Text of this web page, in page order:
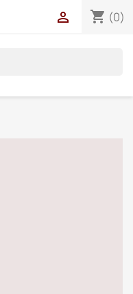
shopping_cart (0)
